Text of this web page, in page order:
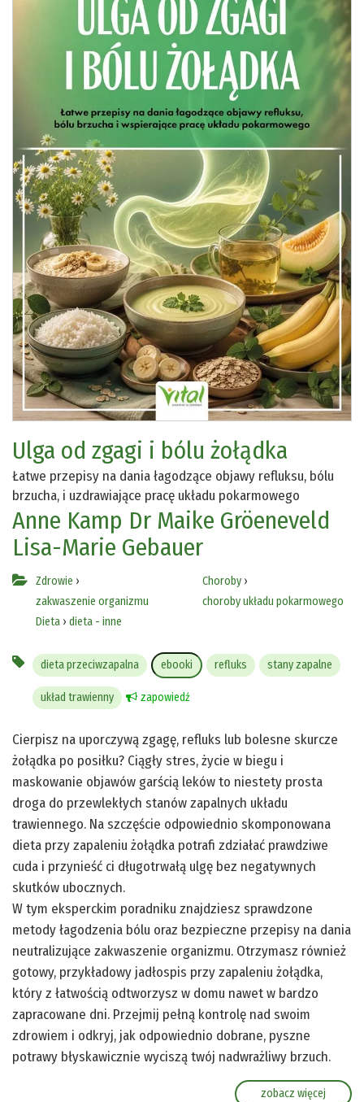
Ulga od zgagi i bólu żołądka
Łatwe przepisy na dania łagodzące objawy refluksu, bólu
brzucha, i uzdrawiające pracę układu pokarmowego
Anne Kamp Dr Maike Gröeneveld
Lisa-Marie Gebauer
Zdrowie ›
zakwaszenie organizmu
Dieta › dieta - inne
Choroby›
choroby układu pokarmowego
dieta przeciwzapalna ebooki refluks stany zapalne
układ trawienny zapowiedź
Cierpisz na uporczywą zgagę, refluks lub bolesne skurcze
żołądka po posiłku? Ciągły stres, życie w biegu i
maskowanie objawów garścią leków to niestety prosta
droga do przewlekłych stanów zapalnych układu
trawiennego. Na szczęście odpowiednio skomponowana
dieta przy zapaleniu żołądka potrafi zdziałać prawdziwe
cuda i przynieść ci długotrwałą ulgę bez negatywnych
skutków ubocznych.
W tym eksperckim poradniku znajdziesz sprawdzone
metody łagodzenia bólu oraz bezpieczne przepisy na dania
neutralizujące zakwaszenie organizmu. Otrzymasz również
gotowy, przykładowy jadłospis przy zapaleniu żołądka,
który z łatwością odtworzysz w domu nawet w bardzo
zapracowane dni. Przejmij pełną kontrolę nad swoim
zdrowiem i odkryj, jak odpowiednio dobrane, pyszne
potrawy błyskawicznie wyciszą twój nadwrażliwy brzuch.
zobacz więcej